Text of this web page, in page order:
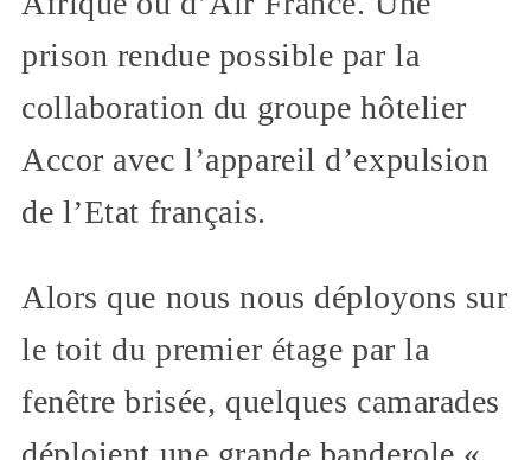
prison rendue possible par la
collaboration du groupe hôtelier
Accor avec l’appareil d’expulsion
de l’Etat français.
Alors que nous nous déployons sur
le toit du premier étage par la
fenêtre brisée, quelques camarades